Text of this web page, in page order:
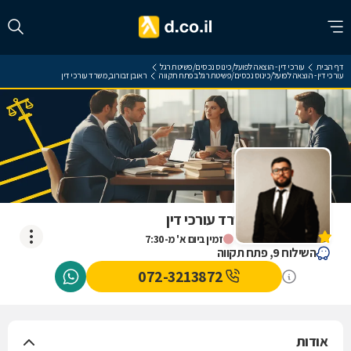
דף הבית עורכי דין - הוצאה לפועל/כינוס נכסים/פשיטת רגל
עורכי דין - הוצאה לפועל/כינוס נכסים/פשיטת רגל בפתח תקווה ראובן זבורוב, משרד עורכי דין
זמין ביום א' מ-7:30
ראובן זבורוב, משרד עורכי דין
אין עדיין חוות דעת
השילוח 9, פתח תקווה
072-3213872
אודות